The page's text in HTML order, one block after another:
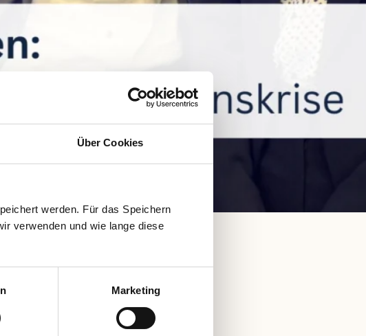
Über Cookies
werden. Für das Speichern
verwenden und wie lange diese
Marketing